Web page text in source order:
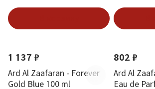
1 137 ₽
Ard Al Zaafaran - Forever
Gold Blue 100 ml
802 ₽
Ard Al
Eau de